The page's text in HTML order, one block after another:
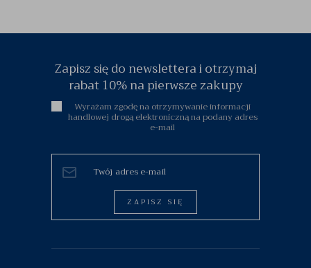
Zapisz się do newslettera i otrzymaj
rabat 10% na pierwsze zakupy
Wyrażam zgodę na otrzymywanie informacji
handlowej drogą elektroniczną na podany adres
e-mail
ZAPISZ SIĘ